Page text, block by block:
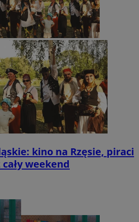
kino na Rzęsie, piraci
weekend